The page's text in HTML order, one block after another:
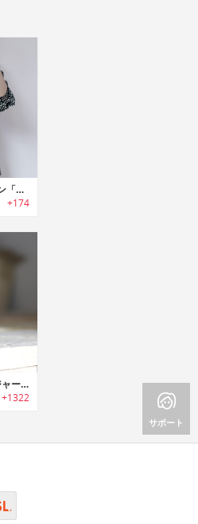
RULE/ONE｜定規一体型のペン「ルール／ワン」
+174
Bagel｜スマートデジタルメジャー「ベーグル」
+1322
サポート